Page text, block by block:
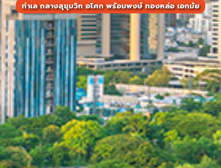
ทำเล กลางสุขุมวิท อโศก พร้อมพงษ์ ทองหล่อ เอกมัย